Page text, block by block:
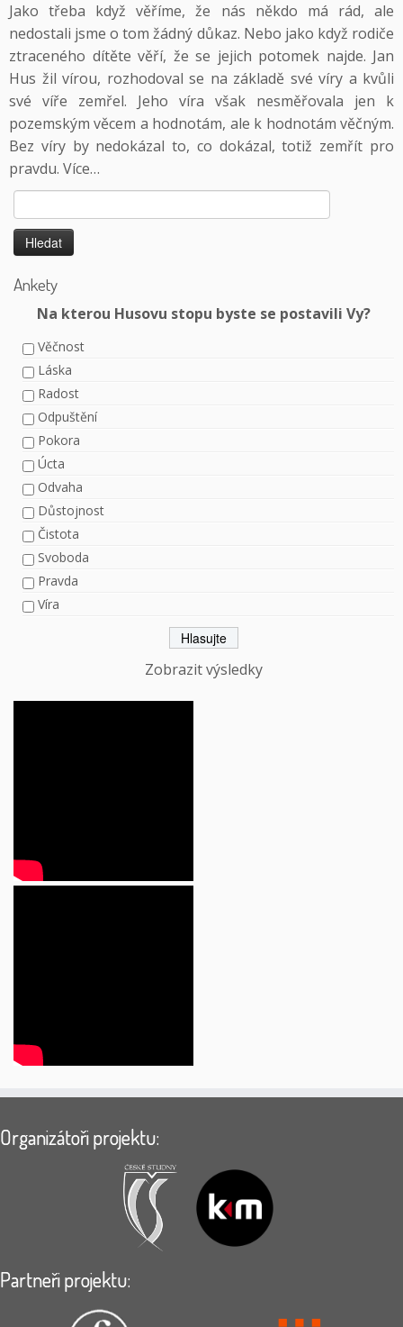
Jako třeba když věříme, že nás někdo má rád, ale
nedostali jsme o tom žádný důkaz. Nebo jako když rodiče
ztraceného dítěte věří, že se jejich potomek najde. Jan
Hus žil vírou, rozhodoval se na základě své víry a kvůli
své víře zemřel. Jeho víra však nesměřovala jen k
pozemským věcem a hodnotám, ale k hodnotám věčným.
Bez víry by nedokázal to, co dokázal, totiž zemřít pro
pravdu. Více…
Ankety
Na kterou Husovu stopu byste se postavili Vy?
Věčnost
Láska
Radost
Odpuštění
Pokora
Úcta
Odvaha
Důstojnost
Čistota
Svoboda
Pravda
Víra
Zobrazit výsledky
Organizátoři projektu:
Partneři projektu: